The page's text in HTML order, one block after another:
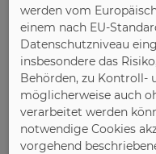
Sicherheit sowie zur
und dies von
bescheinigen zu
vollumfänglich die
ihre Möbel mit dem
gütegesicherten
für den
werden vom
einem nach EU-
Datenschutzniveau
insbesondere das
Behörden, zu Kontroll-
möglicherweise auch
verarbeitet werden
notwendige Cookies
vorgehend